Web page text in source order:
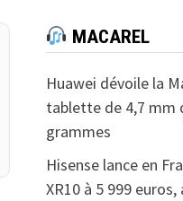
MACAREL
Huawei dévoile la
tablette de 4,7 mm
grammes
Hisense lance en
XR10 à 5 999